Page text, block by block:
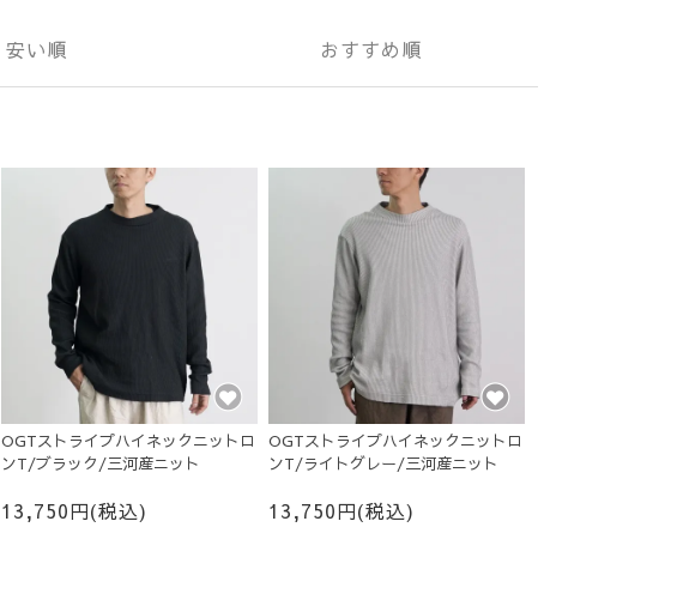
安い順 おすすめ順
OGTストライプハイネックニットロ
ンT/ブラック/三河産ニット
13,750円(税込)
OGTストライプハイネックニットロ
ンT/ライトグレー/三河産ニット
13,750円(税込)